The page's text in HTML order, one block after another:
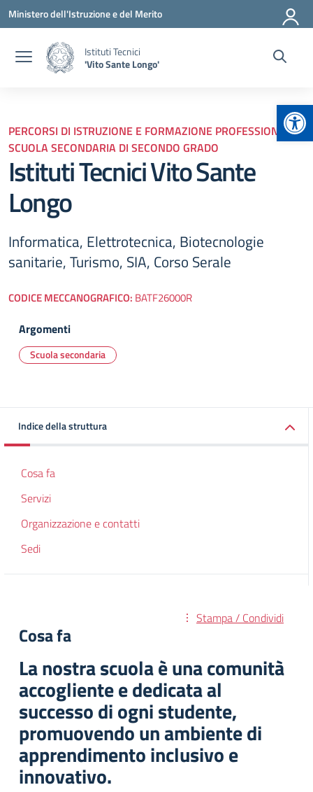
Vai ai contenuti
Vai al menu di navigazione
Vai al footer
Ministero dell'Istruzione e del Merito
Istituti Tecnici
'Vito Sante Longo'
PERCORSI DI ISTRUZIONE E FORMAZIONE PROFESSIONALE,
SCUOLA SECONDARIA DI SECONDO GRADO
Istituti Tecnici Vito Sante
Longo
Informatica, Elettrotecnica, Biotecnologie
sanitarie, Turismo, SIA, Corso Serale
CODICE MECCANOGRAFICO: BATF26000R
Argomenti
Scuola secondaria
Indice della struttura
Cosa fa
Servizi
Organizzazione e contatti
Sedi
Stampa / Condividi
Cosa fa
La nostra scuola è una comunità
accogliente e dedicata al
successo di ogni studente,
promuovendo un ambiente di
apprendimento inclusivo e
innovativo.